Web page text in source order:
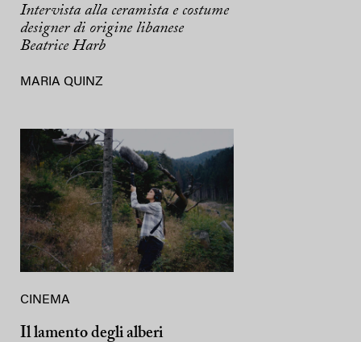
Intervista alla ceramista e costume
designer di origine libanese
Beatrice Harb
MARIA QUINZ
CINEMA
Il lamento degli alberi